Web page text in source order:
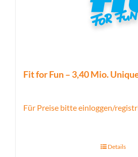
Fit for Fun – 3,40 Mio.
Für Preise bitte einloggen/
Details